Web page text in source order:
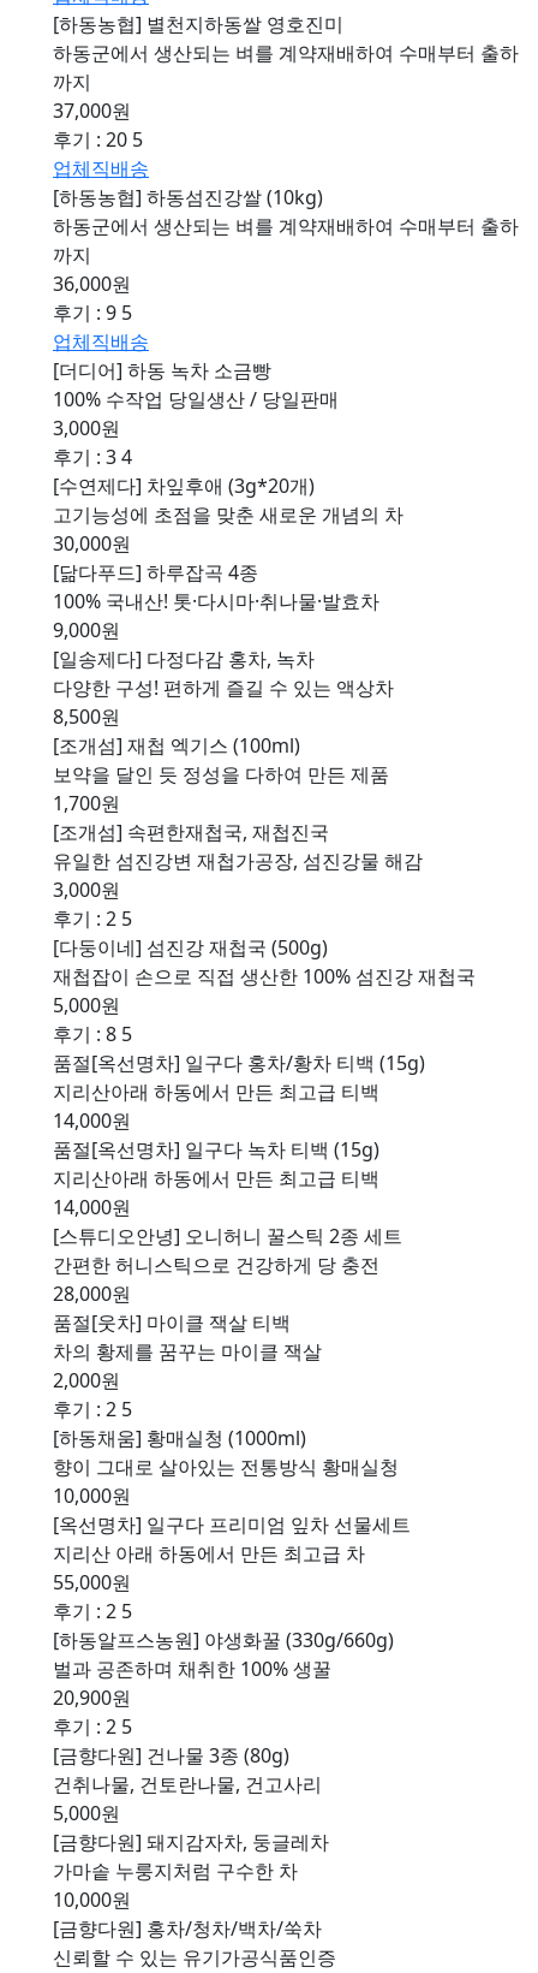
[하동농협] 별천지하동쌀 영호진미
하동군에서 생산되는 벼를 계약재배하여 수매부터 출하
까지
37,000원
후기 : 20 5
업체직배송
[하동농협] 하동섬진강쌀 (10kg)
하동군에서 생산되는 벼를 계약재배하여 수매부터 출하
까지
36,000원
후기 : 9 5
업체직배송
[더디어] 하동 녹차 소금빵
100% 수작업 당일생산 / 당일판매
3,000원
후기 : 34
[수연제다] 차잎후애 (3g*20개)
고기능성에 초점을 맞춘 새로운 개념의 차
30,000원
[닮다푸드] 하루잡곡 4종
100% 국내산! 톳·다시마·취나물·발효차
9,000원
[일송제다] 다정다감 홍차, 녹차
다양한 구성! 편하게 즐길 수 있는 액상차
8,500원
[조개섬] 재첩 엑기스 (100ml)
보약을 달인 듯 정성을 다하여 만든 제품
1,700원
[조개섬] 속편한재첩국, 재첩진국
유일한 섬진강변 재첩가공장, 섬진강물 해감
3,000원
후기 : 2 5
[다둥이네] 섬진강 재첩국 (500g)
재첩잡이 손으로 직접 생산한 100% 섬진강 재첩국
5,000원
후기 : 8 5
품절[옥선명차] 일구다 홍차/황차 티백 (15g)
지리산아래 하동에서 만든 최고급 티백
14,000원
품절[옥선명차] 일구다 녹차 티백 (15g)
지리산아래 하동에서 만든 최고급 티백
14,000원
[스튜디오안녕] 오니허니 꿀스틱 2종 세트
간편한 허니스틱으로 건강하게 당 충전
28,000원
품절[웃차] 마이클 잭살 티백
차의 황제를 꿈꾸는 마이클 잭살
2,000원
후기 : 2 5
[하동채움] 황매실청 (1000ml)
향이 그대로 살아있는 전통방식 황매실청
10,000원
[옥선명차] 일구다 프리미엄 잎차 선물세트
지리산 아래 하동에서 만든 최고급 차
55,000원
후기 : 2 5
[하동알프스농원] 야생화꿀 (330g/660g)
벌과 공존하며 채취한 100% 생꿀
20,900원
후기 : 2 5
[금향다원] 건나물 3종 (80g)
건취나물, 건토란나물, 건고사리
5,000원
[금향다원] 돼지감자차, 둥글레차
가마솥 누룽지처럼 구수한 차
10,000원
[금향다원] 홍차/청차/백차/쑥차
신뢰할 수 있는 유기가공식품인증